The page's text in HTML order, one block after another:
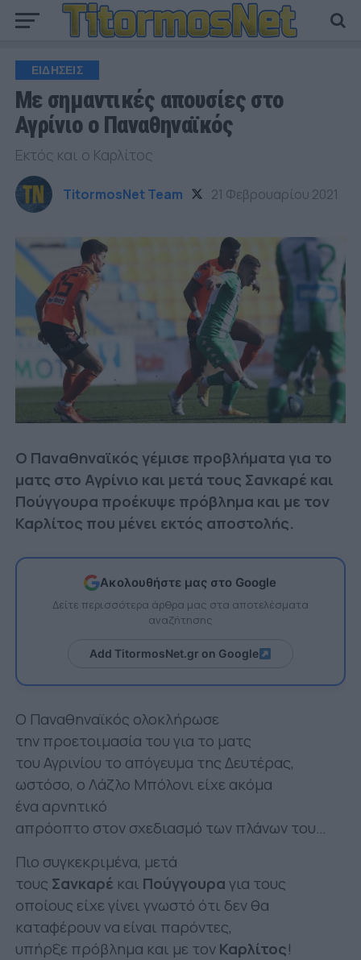
ΕΙΔΗΣΕΙΣ
Με σημαντικές απουσίες στο
Αγρίνιο ο Παναθηναϊκός
Εκτός και ο Καρλίτος
TitormosNet Team 21 Φεβρουαρίου 2021
Ο Παναθηναϊκός γέμισε προβλήματα για το
ματς στο Αγρίνιο και μετά τους Σανκαρέ και
Πούγγουρα προέκυψε πρόβλημα και με τον
Καρλίτος που μένει εκτός αποστολής.
Ακολουθήστε μας στο Google
Δείτε περισσότερα άρθρα μας στα αποτελέσματα
αναζήτησης
Add TitormosNet.gr on Google
Ο Παναθηναϊκός ολοκλήρωσε
την προετοιμασία του για το ματς
του Αγρινίου το απόγευμα της Δευτέρας,
ωστόσο, ο Λάζλο Μπόλονι είχε ακόμα
ένα αρνητικό
απρόοπτο στον σχεδιασμό των πλάνων του…
Πιο συγκεκριμένα, μετά
τους Σανκαρέ και Πούγγουραγια τους
οποίους είχε γίνει γνωστό ότι δεν θα
καταφέρουν να είναι παρόντες,
υπήρξε πρόβλημα και με τονΚαρλίτος!